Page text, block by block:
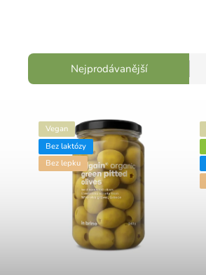
Nejprodávanější
Vegan
Bez laktózy
Bez lepku